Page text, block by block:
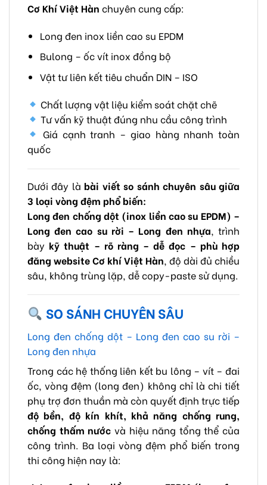
Cơ Khí Việt Hàn chuyên cung cấp:
Long đen inox liền cao su EPDM
Bulong – ốc vít inox đồng bộ
Vật tư liên kết tiêu chuẩn DIN – ISO
Chất lượng vật liệu kiểm soát chặt chẽ
Tư vấn kỹ thuật đúng nhu cầu công trình
Giá cạnh tranh – giao hàng nhanh toàn
quốc
Dưới đây làbài viết so sánh chuyên sâu giữa
3 loại vòng đệm phổ biến:
Long đen chống dột (inox liền cao su EPDM) –
Long đen cao su rời – Long đen nhựa , trình
bày kỹ thuật – rõ ràng – dễ đọc – phù hợp
đăng website Cơ khí Việt Hàn , độ dài đủ chiều
sâu, không trùng lặp, dễ copy-paste sử dụng.
SO SÁNH CHUYÊN SÂU
Long đen chống dột – Long đen cao su rời –
Long đen nhựa
Trong các hệ thống liên kết bu lông – vít – đai
ốc, vòng đệm (long đen) không chỉ là chi tiết
phụ trợ đơn thuần mà còn quyết định trực tiếp
độ bền, độ kín khít, khả năng chống rung,
chống thấm nước và hiệu năng tổng thể của
công trình. Ba loại vòng đệm phổ biến trong
thi công hiện nay là: